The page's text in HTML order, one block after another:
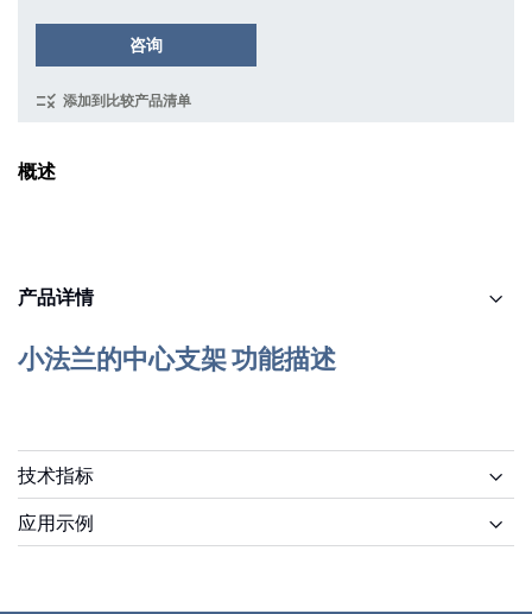
概述
咨询
添加到比较产品清单
产品详情
小法兰的中心支架 功能描述
技术指标
应用示例